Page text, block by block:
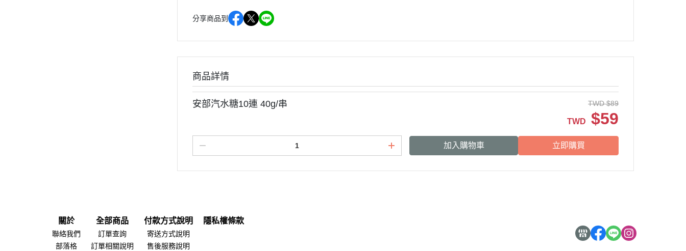
分享商品到
商品詳情
安部汽水糖10連 40g/串 TWD $89
TWD $59
加入購物車 立即購買
關於
聯絡我們
部落格
全部商品
訂單查詢
訂單相關說明
付款方式說明
寄送方式說明
售後服務說明
隱私權條款